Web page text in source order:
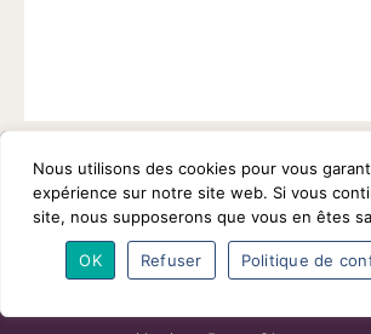
L’association Programmes
Nous utilisons des cookies pour vous
expérience sur notre site web. Si vous
site, nous supposerons que vous en êtes
OK Refuser Politique de